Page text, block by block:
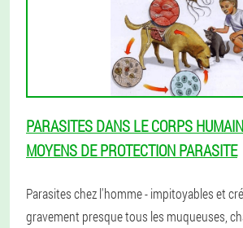
PARASITES DANS LE CORPS
MOYENS DE PROTECTION PARASITE
Parasites chez l'homme - impitoyables et
gravement presque tous les muqueuses,